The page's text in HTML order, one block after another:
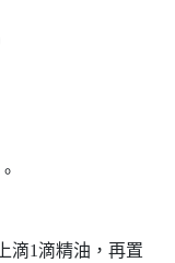
滴1滴精油，再置